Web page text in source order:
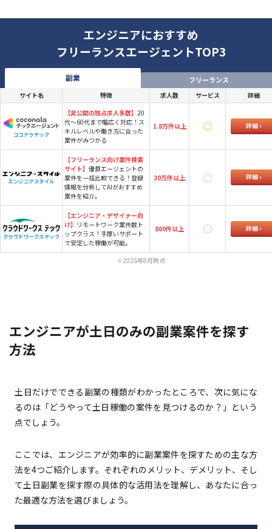
エンジニアにおすすめ
フリーランスエージェントTOP3
副業 フリーランス
サイト名 特徴 求人数 サービス 詳細
ココナラテック
【非公開の独占求人多数】 20
代～60代まで幅広く対応！ス
キルレベルや働き方に合った
案件がみつかる
1.8万件以上 詳細
エンジニアスタイル
【フリーランス向け案件検索
サイト】 優良エージェントの
案件を一括比較できる！登録
情報を分析してAIがおすすめ
案件を紹介。
30万件以上 詳細
クラウドワークステック
【エンジニア・デザイナー向
け】 リモートワーク案件数ト
ップクラス！手厚いサポート
で安定した稼働が可能。
800件以上 詳細
※2026年8月時点
エンジニアが土日のみの副業案件を探す
方法
土日だけでできる副業の種類がわかったところで、次に気にな
るのは「どうやって土日稼働の案件を見つけるのか？」という
点でしょう。
ここでは、エンジニアが効率的に副業案件を探すための主な方
法を4つご紹介します。それぞれのメリット、デメリット、そし
て土日副業を探す際の具体的な活用法を理解し、あなたに合っ
た最適な方法を選びましょう。